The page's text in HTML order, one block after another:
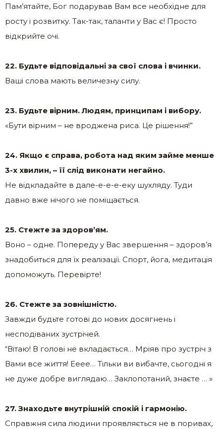
Пам’ятайте, Бог подарував Вам все необхідне для
росту і розвитку. Так-так, таланти у Вас є! Просто
відкрийте очі.
22. Будьте відповідальні за свої слова і вчинки.
Ваші слова мають величезну силу.
23. Будьте вірним. Людям, принципам і вибору.
«Бути вірним – не вроджена риса. Це рішення!”
24. Якщо є справа, робота над яким займе менше
3-х хвилин, – її слід виконати негайно.
Не відкладайте в дале-е-е-е-еку шухляду. Туди
давно вже нічого не поміщається.
25. Стежте за здоров’ям.
Воно – одне. Попереду у Вас звершення – здоров’я
знадобиться для їх реалізації. Спорт, йога, медитація
допоможуть. Перевірте!
26. Стежте за зовнішністю.
Завжди будьте готові до нових досягнень і
несподіваних зустрічей.
“Вітаю! В голові не вкладається… Мріяв про зустріч з
Вами все життя! Ееее… Тільки ви вибачте, сьогодні я
не дуже добре виглядаю… Заклопотаний, знаєте … »
27. Знаходьте внутрішній спокій і гармонію.
Справжня сила людини проявляється не в поривах,